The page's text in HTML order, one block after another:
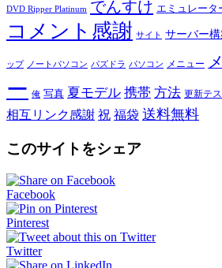
DVD Ripper Platinum でんすけ エミュレータ
コメント感謝 サイト サーバー
ップ ノートパソコン パズドラ パソコン メニュー
ー 俺 写真 夏モデル 携帯 方法 更新テス
相互リンク感謝 祝 福袋 送料無料
このサイトをシェア
Facebook
Pinterest
Twitter